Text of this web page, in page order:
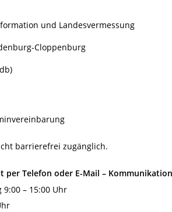
und Landesvermessung
Cloppenburg
barrierefrei zugänglich.
per Telefon oder E-Mail –
– 15:00 Uhr